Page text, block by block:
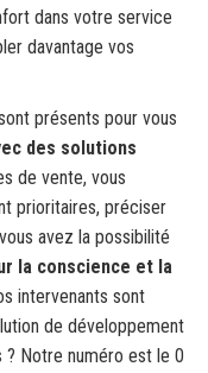
dans votre service
davantage vos
présents pour vous
des solutions
de vente, vous
prioritaires, préciser
avez la possibilité
la conscience et la
intervenants sont
de développement
? Notre numéro est le 0